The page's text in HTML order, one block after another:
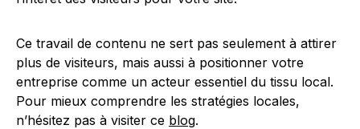
Ce travail de contenu ne sert pas seulement à attirer
plus de visiteurs, mais aussi à positionner votre
entreprise comme un acteur essentiel du tissu local.
Pour mieux comprendre les stratégies locales,
n’hésitez pas à visiter ce blog.